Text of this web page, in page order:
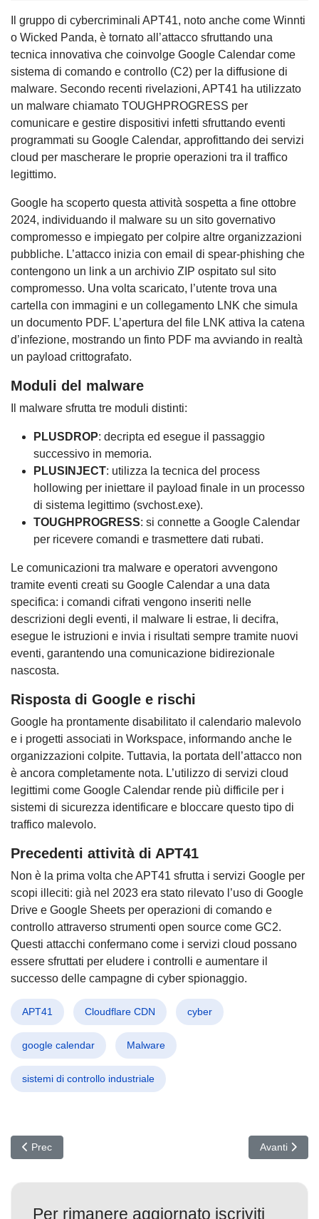
Il gruppo di cybercriminali APT41, noto anche come Winnti
o Wicked Panda, è tornato all’attacco sfruttando una
tecnica innovativa che coinvolge Google Calendar come
sistema di comando e controllo (C2) per la diffusione di
malware. Secondo recenti rivelazioni, APT41 ha utilizzato
un malware chiamato TOUGHPROGRESS per
comunicare e gestire dispositivi infetti sfruttando eventi
programmati su Google Calendar, approfittando dei servizi
cloud per mascherare le proprie operazioni tra il traffico
legittimo.
Google ha scoperto questa attività sospetta a fine ottobre
2024, individuando il malware su un sito governativo
compromesso e impiegato per colpire altre organizzazioni
pubbliche. L’attacco inizia con email di spear-phishing che
contengono un link a un archivio ZIP ospitato sul sito
compromesso. Una volta scaricato, l’utente trova una
cartella con immagini e un collegamento LNK che simula
un documento PDF. L’apertura del file LNK attiva la catena
d’infezione, mostrando un finto PDF ma avviando in realtà
un payload crittografato.
Moduli del malware
Il malware sfrutta tre moduli distinti:
PLUSDROP: decripta ed esegue il passaggio
successivo in memoria.
PLUSINJECT: utilizza la tecnica del process
hollowing per iniettare il payload finale in un processo
di sistema legittimo (svchost.exe).
TOUGHPROGRESS: si connette a Google Calendar
per ricevere comandi e trasmettere dati rubati.
Le comunicazioni tra malware e operatori avvengono
tramite eventi creati su Google Calendar a una data
specifica: i comandi cifrati vengono inseriti nelle
descrizioni degli eventi, il malware li estrae, li decifra,
esegue le istruzioni e invia i risultati sempre tramite nuovi
eventi, garantendo una comunicazione bidirezionale
nascosta.
Risposta di Google e rischi
Google ha prontamente disabilitato il calendario malevolo
e i progetti associati in Workspace, informando anche le
organizzazioni colpite. Tuttavia, la portata dell’attacco non
è ancora completamente nota. L’utilizzo di servizi cloud
legittimi come Google Calendar rende più difficile per i
sistemi di sicurezza identificare e bloccare questo tipo di
traffico malevolo.
Precedenti attività di APT41
Non è la prima volta che APT41 sfrutta i servizi Google per
scopi illeciti: già nel 2023 era stato rilevato l’uso di Google
Drive e Google Sheets per operazioni di comando e
controllo attraverso strumenti open source come GC2.
Questi attacchi confermano come i servizi cloud possano
essere sfruttati per eludere i controlli e aumentare il
successo delle campagne di cyber spionaggio.
APT41 Cloudflare CDN cyber
google calendar Malware
sistemi di controllo industriale
Articolo precedente: Allarme AI: Installazioni fasulle diffondono
Prec Articolo
Avanti
Per rimanere aggiornato iscriviti